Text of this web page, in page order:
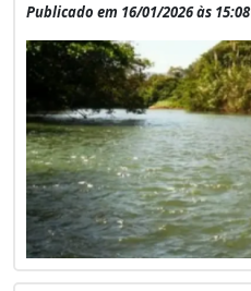
Publicado em 16/01/2026 às 15:08